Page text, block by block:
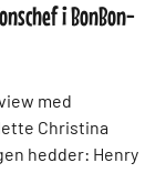
i BonBon-
med
Christina
hedder: Henry